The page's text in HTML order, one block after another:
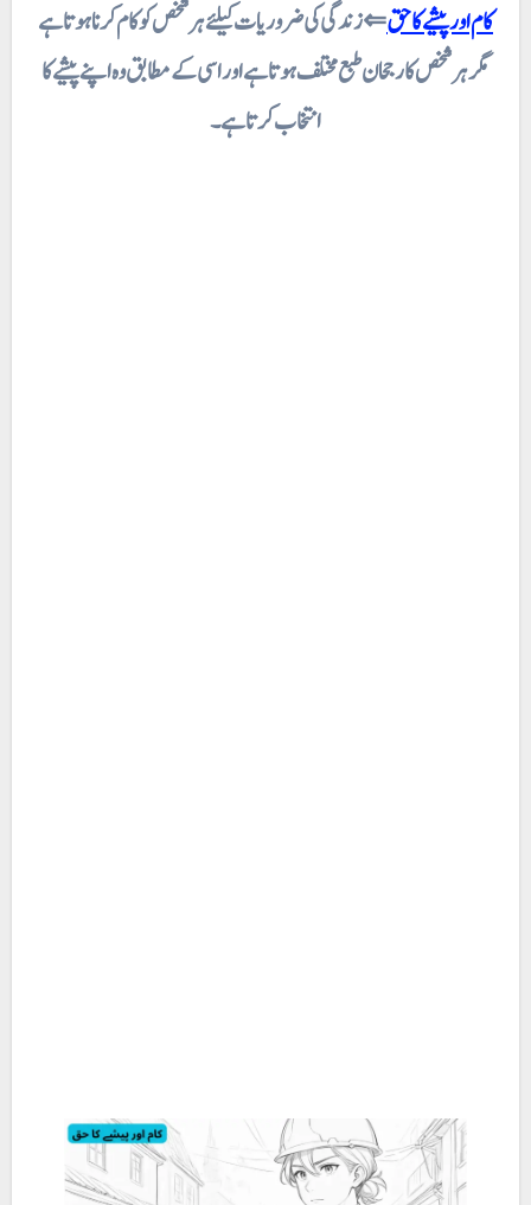
کام اور پیشے کا حق⇐ زندگی کی ضروریات کیلئے ہر شخص کو کام کرنا ہوتا ہے
مگر ہر شخص کا رجحان طبع مختلف ہوتا ہے اور اسی کے مطابق وہ اپنے پیشے کا
انتخاب کرتا ہے۔